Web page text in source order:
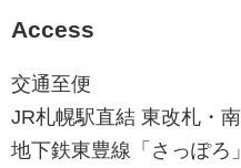
Access
交通至便
JR札幌駅直結 東改札・
地下鉄東豊線「さっぽろ